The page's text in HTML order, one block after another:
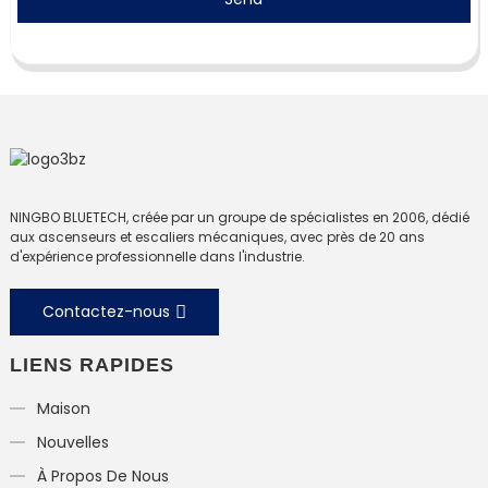
NINGBO BLUETECH, créée par un groupe de spécialistes en 2006, dédié
aux ascenseurs et escaliers mécaniques, avec près de 20 ans
d'expérience professionnelle dans l'industrie.
Contactez-nous
LIENS RAPIDES
Maison
Nouvelles
À Propos De Nous